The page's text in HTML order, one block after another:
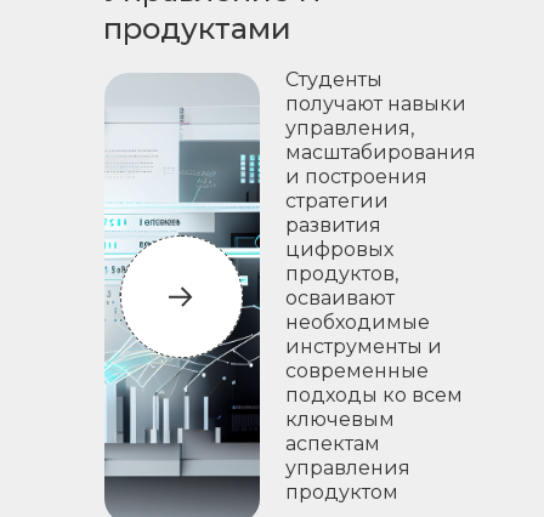
продуктами
Студенты
получают навыки
управления,
масштабирования
и построения
стратегии
развития
цифровых
продуктов,
осваивают
необходимые
инструменты и
современные
подходы ко всем
ключевым
аспектам
управления
продуктом